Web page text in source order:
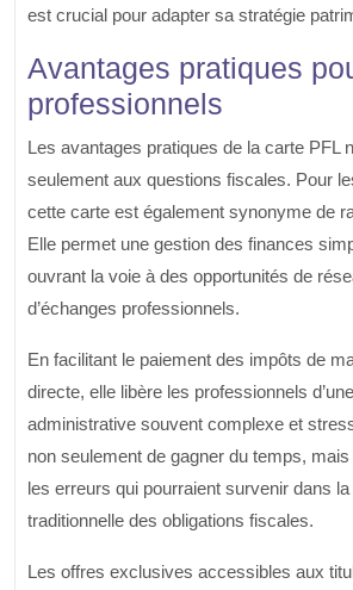
est crucial pour adapter sa stratégie
Avantages pratiques
professionnels
Les avantages pratiques de la carte PFL
seulement aux questions fiscales. Pour
cette carte est également synonyme de
Elle permet une gestion des finances
ouvrant la voie à des opportunités de
d’échanges professionnels.
En facilitant le paiement des impôts de
directe, elle libère les professionnels
administrative souvent complexe et
non seulement de gagner du temps, mais
les erreurs qui pourraient survenir dans
traditionnelle des obligations fiscales.
Les offres exclusives accessibles aux